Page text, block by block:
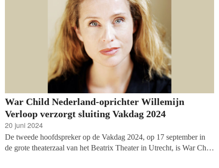
War Child Nederland-oprichter Willemijn
Verloop verzorgt sluiting Vakdag 2024
20 juni 2024
De tweede hoofdspreker op de Vakdag 2024, op 17 september in
de grote theaterzaal van het Beatrix Theater in Utrecht, is War Child